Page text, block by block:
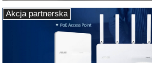
Akcja partnerska